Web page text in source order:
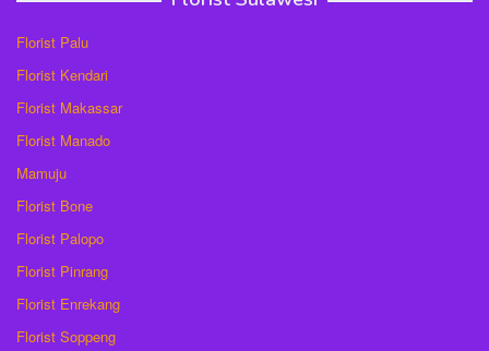
Florist Palu
Florist Kendari
Florist Makassar
Florist Manado
Mamuju
Florist Bone
Florist Palopo
Florist Pinrang
Florist Enrekang
Florist Soppeng